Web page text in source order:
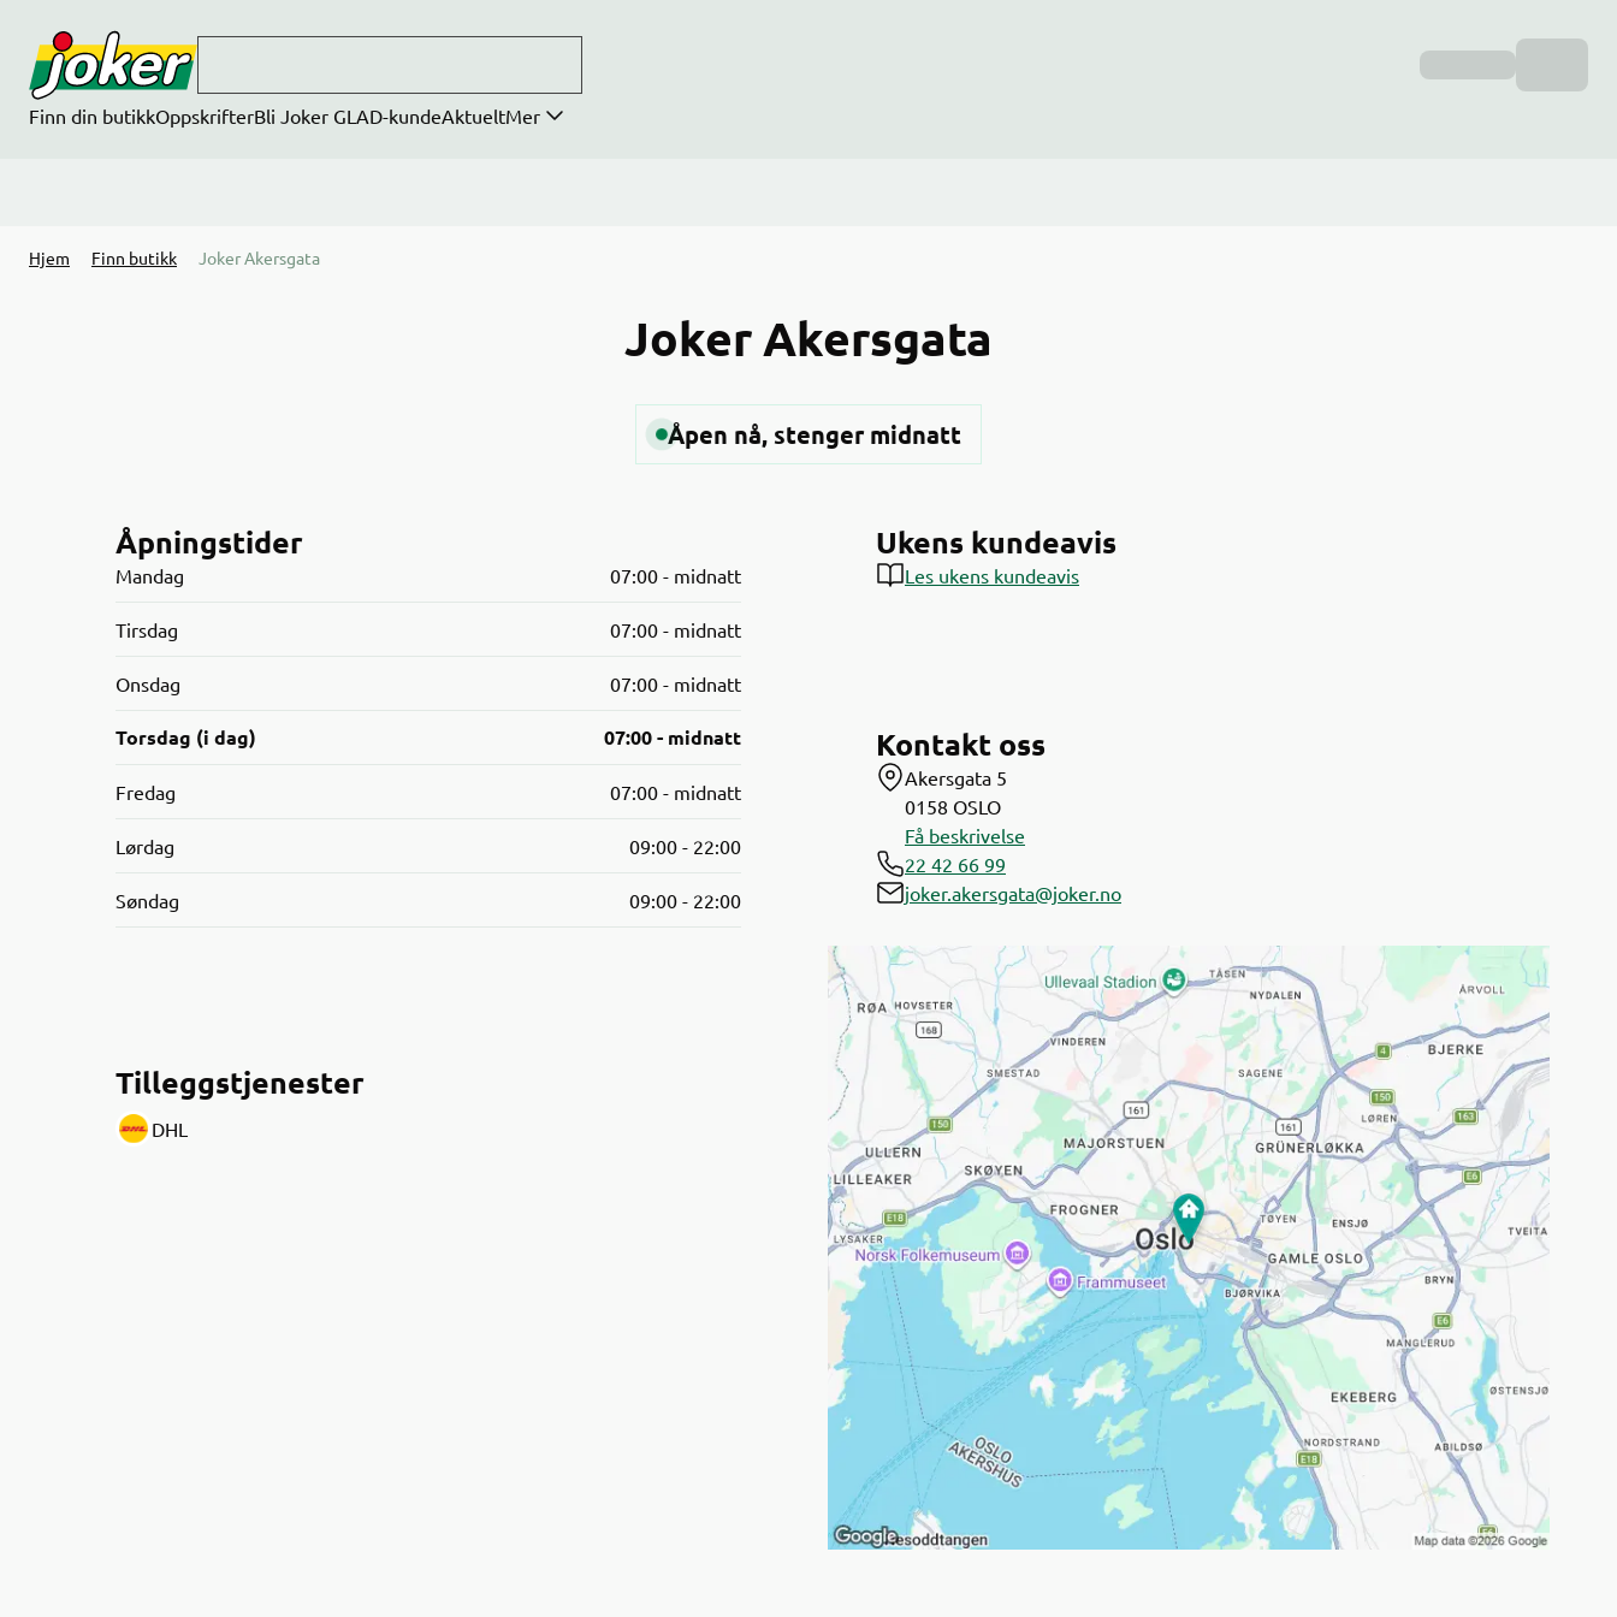
Finn din butikkOppskrifterBli Joker GLAD-kundeAktueltMer
Hjem Finn butikk Joker Akersgata
Joker Akersgata
Åpen nå, stenger midnatt
Åpningstider
Mandag 07:00 - midnatt
Tirsdag 07:00 - midnatt
Onsdag 07:00 - midnatt
Torsdag (i dag) 07:00 - midnatt
Fredag 07:00 - midnatt
Lørdag 09:00 - 22:00
Søndag 09:00 - 22:00
Tilleggstjenester
DHL
Ukens kundeavis
Les ukens kundeavis
Kontakt oss
Akersgata 5
0158 OSLO
Få beskrivelse
22 42 66 99
joker.akersgata@joker.no